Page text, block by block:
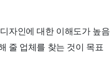
자인에 대한 이해도가 높음
줄 업체를 찾는 것이 목표